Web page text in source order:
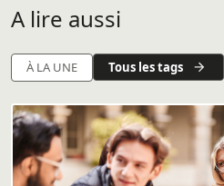
A lire aussi
À LA UNE Tous les tags